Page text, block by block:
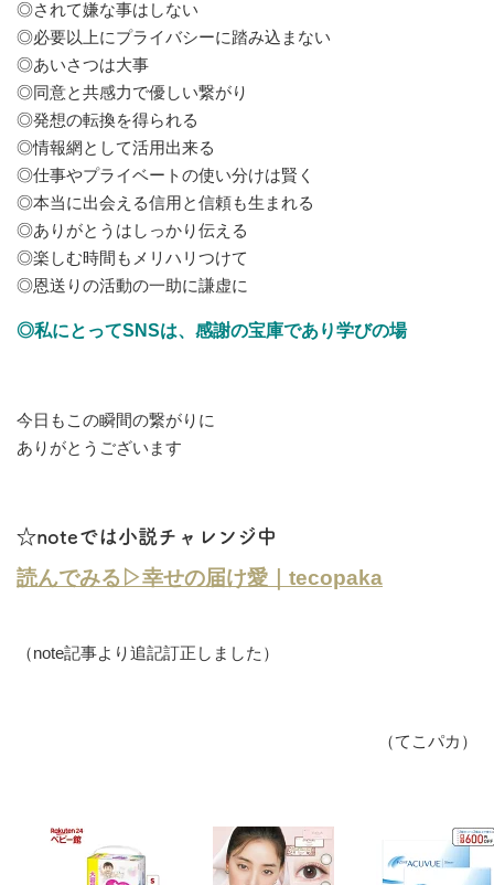
◎されて嫌な事はしない
◎必要以上にプライバシーに踏み込まない
◎あいさつは大事
◎同意と共感力で優しい繋がり
◎発想の転換を得られる
◎情報網として活用出来る
◎仕事やプライベートの使い分けは賢く
◎本当に出会える信用と信頼も生まれる
◎ありがとうはしっかり伝える
◎楽しむ時間もメリハリつけて
◎恩送りの活動の一助に謙虚に
◎私にとってSNSは、感謝の宝庫であり学びの場
今日もこの瞬間の繋がりに
ありがとうございます
☆noteでは小説チャレンジ中
読んでみる▷幸せの届け愛｜tecopaka
（note記事より追記訂正しました）
（てこパカ）